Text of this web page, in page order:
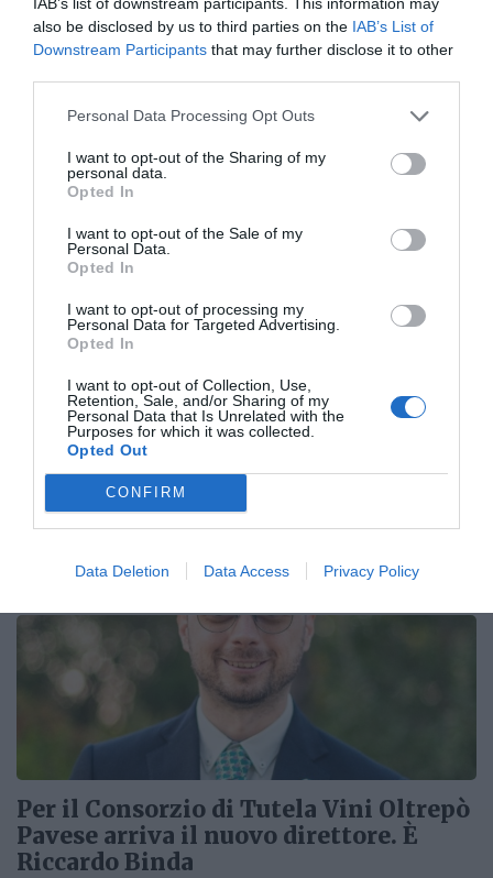
also be disclosed by us to third parties on the IAB’s List of
Downstream Participants that may further disclose it to other
Personal Data Processing Opt Outs
I want to opt-out of the Sharing of my
personal data.
Opted In
I want to opt-out of the Sale of my
Personal Data.
Opted In
I want to opt-out of processing my
Personal Data for Targeted Advertising.
Opted In
I want to opt-out of Collection, Use,
Retention, Sale, and/or Sharing of my
Personal Data that Is Unrelated with the
Purposes for which it was collected.
Opted Out
CONFIRM
Data Deletion Data Access Privacy Policy
Il Gruppo Argea acquisisce WinesU. Una mossa di rilievo che
rafforza la presenza di Argea nel mercato statunitense,
principale destinazione...
Al via la seconda edizione di Abruzzo
in Bolla il 13 settembre a L'Aquila
Il 13 settembre sarà il giorno della seconda edizione di
Abruzzo in Bolla. A L' Aquila si incontreranno produttori e
esperti, appassionati...
Per il Consorzio di Tutela Vini Oltrepò
Pavese arriva il nuovo direttore. È
Riccardo Binda